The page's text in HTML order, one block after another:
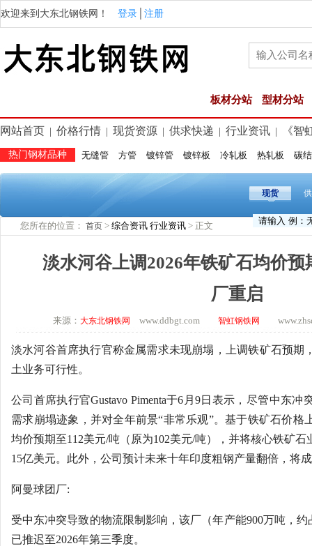
欢迎来到大东北钢铁网！ 登录 注册
板材分站 型材分站
网站首页 价格行情 现货资源 供求快递 行业资讯 《智
热门钢材品种 无缝管 方管 镀锌管 镀锌板 冷轧板 热轧板 碳
现货
您所在的位置： 首页 > 综合资讯 行业资讯 > 正文
淡水河谷上调2026年铁矿石均价预
厂重启
来源： 大东北钢铁网 www.ddbgt.com 智虹钢铁网
淡水河谷首席执行官称金属需求未现崩塌，上调铁矿石预期
土业务可行性。
公司首席执行官Gustavo Pimenta于6月9日表示，尽管中东
需求崩塌迹象，并对全年前景“非常乐观”。基于铁矿石价格
均价预期至112美元/吨（原为102美元/吨），并将核心铁矿
15亿美元。此外，公司预计未来十年印度粗钢产量翻倍，将
阿曼球团厂:
受中东冲突导致的物流限制影响，该厂（年产能900万吨，
已推迟至2026年第三季度。